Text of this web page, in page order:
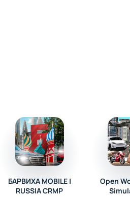
БАРВИХА MOBILE |
RUSSIA CRMP
Open